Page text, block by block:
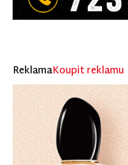
ReklamaKoupit reklamu